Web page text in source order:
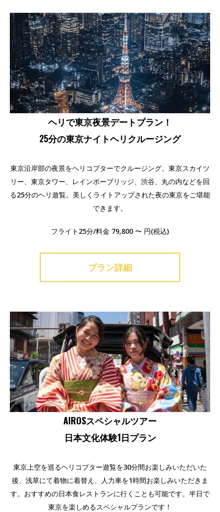
ヘリで東京夜景デートプラン！
25分の東京ナイトヘリクルージング
東京沿岸部の夜景をヘリコプターでクルージング。東京スカイツ
リー、東京タワー、レインボーブリッジ、渋谷、丸の内などを回
る25分のヘリ遊覧。美しくライトアップされた夜の東京をご堪能
できます。
フライト25分/料金 79,800 〜 円(税込)
プラン詳細
AIROSスペシャルツアー
日本文化体験1日プラン
東京上空を巡るヘリコプター遊覧を30分間お楽しみいただいた
後、浅草にて着物に着替え、人力車を1時間お楽しみいただきま
す。おすすめの日本食レストランに行くことも可能です。半日で
東京を楽しめるスペシャルプランです！